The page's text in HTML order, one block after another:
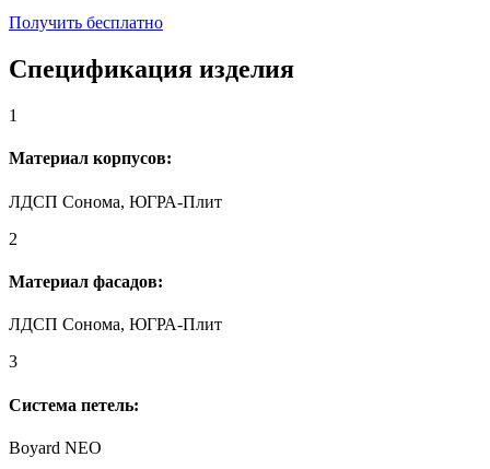
Получить бесплатно
Спецификация изделия
1
Материал корпусов:
ЛДСП Сонома, ЮГРА-Плит
2
Материал фасадов:
ЛДСП Сонома, ЮГРА-Плит
3
Система петель:
Boyard NEO